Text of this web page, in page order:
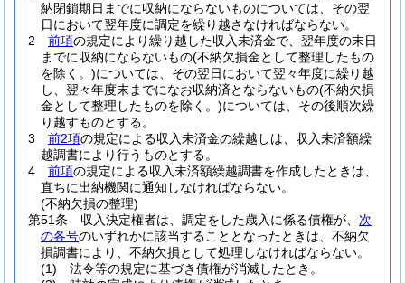
納閉鎖期日までに収納にならないものについては、その翌
日において翌年度に調定を繰り越さなければならない。
2
前項の規定により繰り越した収入未済金で、翌年度の末日
までに収納にならないもの(不納欠損金として整理したもの
を除く。)については、その翌日において翌々年度に繰り越
し、翌々年度末までになお収納済とならないもの(不納欠損
金として整理したものを除く。)については、その後順次繰
り越すものとする。
3
前2項の規定による収入未済金の繰越しは、収入未済額繰
越調書により行うものとする。
4
前項の規定による収入未済額繰越調書を作成したときは、
直ちに出納機関に通知しなければならない。
(不納欠損の整理)
第51条
収入決定権者は、調定をした歳入に係る債権が、 次
の各号のいずれかに該当することとなったときは、不納欠
損調書により、不納欠損として処理しなければならない。
(1)
法令等の規定に基づき債権が消滅したとき。